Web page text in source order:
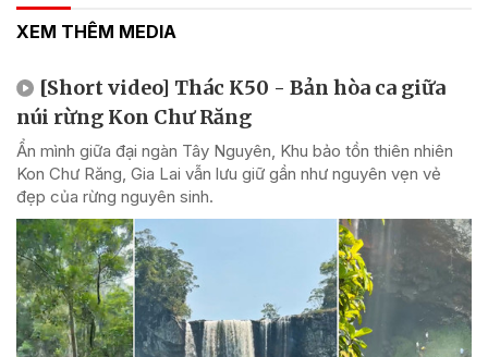
XEM THÊM MEDIA
[Short video] Thác K50 - Bản hòa ca giữa
núi rừng Kon Chư Răng
Ẩn mình giữa đại ngàn Tây Nguyên, Khu bảo tồn thiên nhiên
Kon Chư Răng, Gia Lai vẫn lưu giữ gần như nguyên vẹn vẻ
đẹp của rừng nguyên sinh.